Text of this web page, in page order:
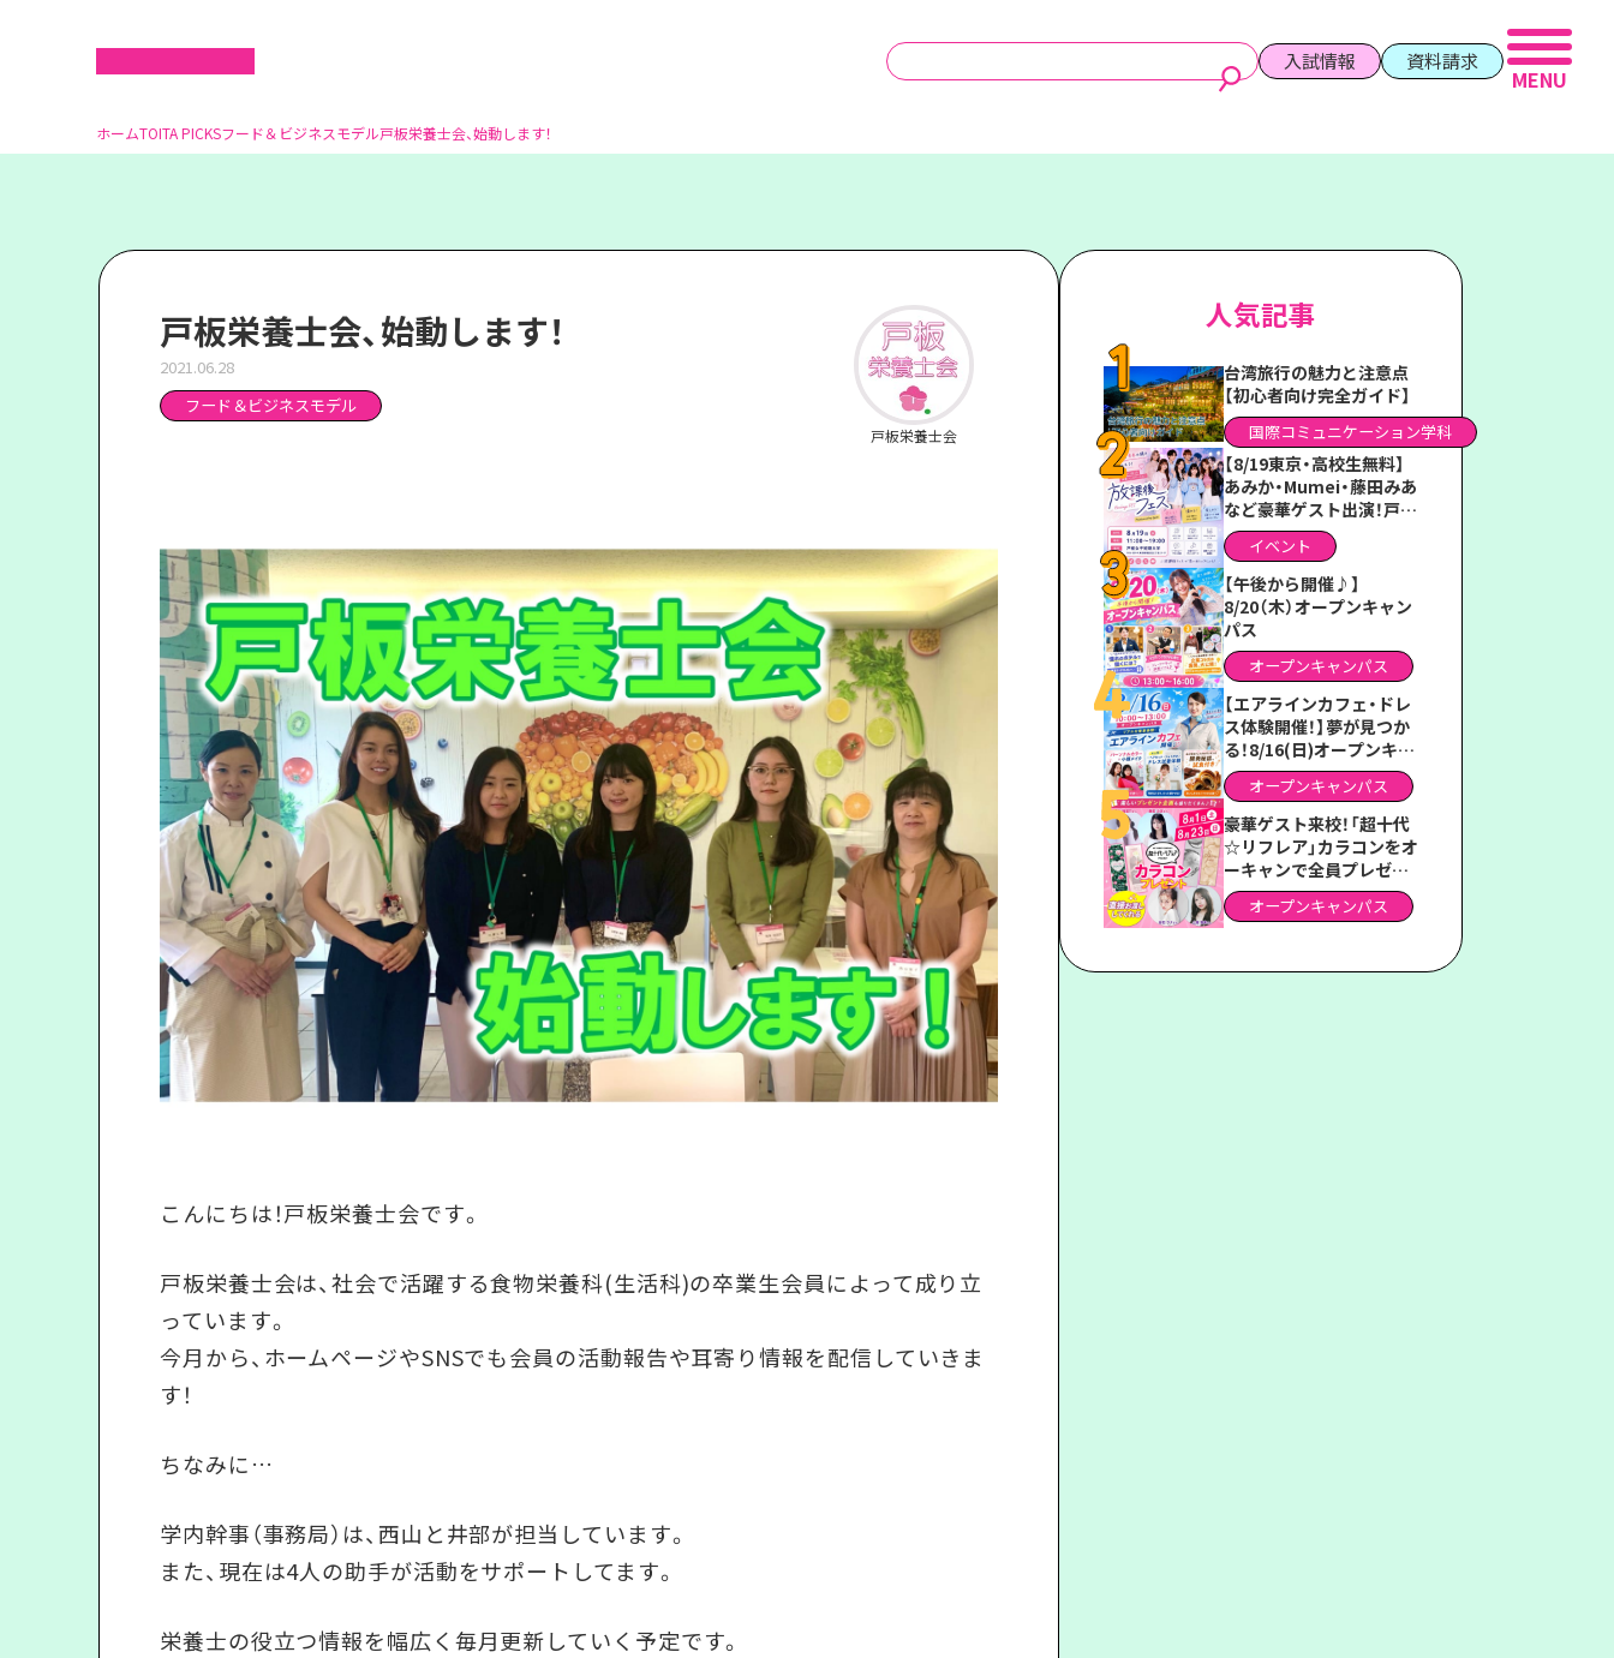
入試情報 資料請求
ホームTOITA PICKSフード＆ビジネスモデル戸板栄養士会、始動します！
戸板栄養士会、始動します！
2021.06.28
フード＆ビジネスモデル
戸板栄養士会
こんにちは！戸板栄養士会です。
戸板栄養士会は、社会で活躍する食物栄養科(生活科)の卒業生会員によって成り立
っています。
今月から、ホームページやSNSでも会員の活動報告や耳寄り情報を配信していきま
す！
ちなみに…
学内幹事（事務局）は、西山と井部が担当しています。
また、現在は4人の助手が活動をサポートしてます。
栄養士の役立つ情報を幅広く毎月更新していく予定です。
人気記事
台湾旅行の魅力と注意点
【初心者向け完全ガイド】
国際コミュニケーション学科
【8/19東京・高校生無料】
あみか・Mumei・藤田みあ
など豪華ゲスト出演！戸板
女子短期大学「放課後フェ
ス2026」
イベント
【午後から開催♪】
8/20（木）オープンキャン
パス
オープンキャンパス
【エアラインカフェ・ドレ
ス体験開催！】夢が見つか
る！8/16(日)オープンキャ
ンパス
オープンキャンパス
豪華ゲスト来校！「超十代
☆リフレア」カラコンをオ
ーキャンで全員プレゼン
ト！
オープンキャンパス